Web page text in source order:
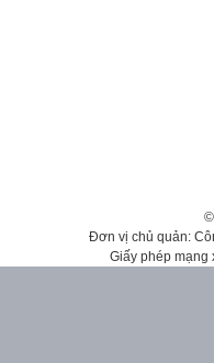
Đơn vị chủ quản:
Giấy phép mạng